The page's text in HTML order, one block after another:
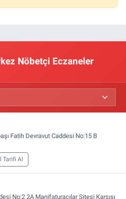
Nöbetçi Eczaneler
Fatih Devravut Caddesi No:15 B
Tarifi Al
No:2 2A Manifaturacılar Sitesi Karşısı